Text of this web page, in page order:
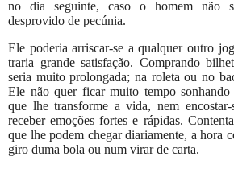
no dia seguinte, caso o homem não
desprovido de pecúnia.
Ele poderia arriscar-se a qualquer outro
traria grande satisfação. Comprando
seria muito prolongada; na roleta ou no
Ele não quer ficar muito tempo
que lhe transforme a vida, nem
receber emoções fortes e rápidas.
que lhe podem chegar diariamente, a hora
giro duma bola ou num virar de carta.